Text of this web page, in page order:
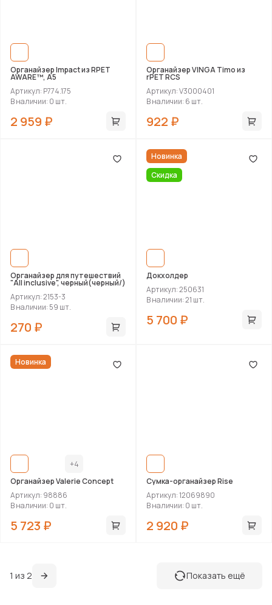
Органайзер Impact из RPET
AWARE™, А5
Артикул: P774.175
В наличии: 0 шт.
2 959 ₽
Органайзер VINGA Timo из
rPET RCS
Артикул: V3000401
В наличии: 6 шт.
922 ₽
Органайзер для путешествий
"All inclusive", черный(черный/)
Артикул: 2153-3
В наличии: 59 шт.
270 ₽
Новинка
Скидка
Докхолдер
Артикул: 250631
В наличии: 21 шт.
5 700 ₽
Новинка
+4
Органайзер Valerie Concept
Артикул: 98886
В наличии: 0 шт.
5 723 ₽
Сумка-органайзер Rise
Артикул: 12069890
В наличии: 0 шт.
2 920 ₽
1 из 2 Показать ещё